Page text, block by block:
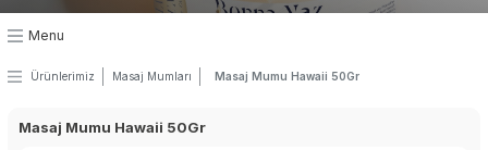
Masaj Mumları
Masaj Yağı
Menu
Ürünlerimiz Masaj Mumları Masaj Mumu Hawaii 50Gr
Masaj Mumu Hawaii 50Gr